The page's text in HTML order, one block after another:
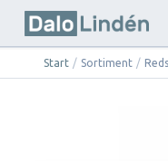
Start / Sortiment /